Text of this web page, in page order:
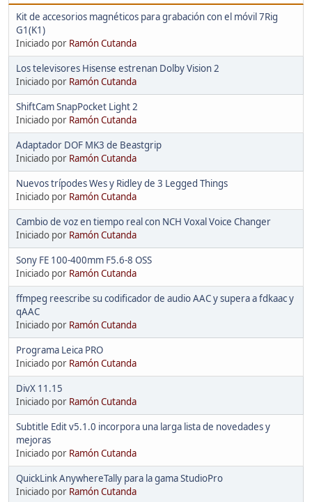
Kit de accesorios magnéticos para grabación con el móvil 7Rig
G1(K1)
Iniciado por Ramón Cutanda
Los televisores Hisense estrenan Dolby Vision 2
Iniciado por Ramón Cutanda
ShiftCam SnapPocket Light 2
Iniciado por Ramón Cutanda
Adaptador DOF MK3 de Beastgrip
Iniciado por Ramón Cutanda
Nuevos trípodes Wes y Ridley de 3 Legged Things
Iniciado por Ramón Cutanda
Cambio de voz en tiempo real con NCH Voxal Voice Changer
Iniciado por Ramón Cutanda
Sony FE 100-400mm F5.6-8 OSS
Iniciado por Ramón Cutanda
ffmpeg reescribe su codificador de audio AAC y supera a fdkaac y
qAAC
Iniciado por Ramón Cutanda
Programa Leica PRO
Iniciado por Ramón Cutanda
DivX 11.15
Iniciado por Ramón Cutanda
Subtitle Edit v5.1.0 incorpora una larga lista de novedades y
mejoras
Iniciado por Ramón Cutanda
QuickLink AnywhereTally para la gama StudioPro
Iniciado por Ramón Cutanda